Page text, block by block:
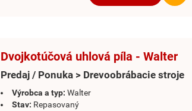
Dvojkotúčová uhlová píla - Walter
Predaj / Ponuka > Drevoobrábacie stroje
Výrobca a typ: Walter
Stav: Repasovaný